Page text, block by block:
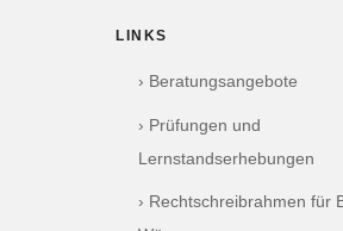
LINKS
› Beratungsangebote
› Prüfungen und
Lernstandserhebungen
› Rechtschreibrahmen für